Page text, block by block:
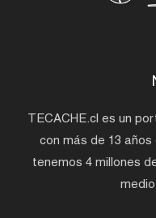
TECACHE.cl es un
con más de 13
tenemos 4 millones